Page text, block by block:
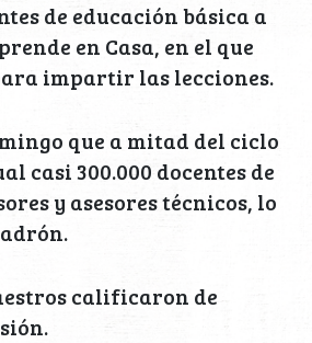
de educación básica a
en Casa, en el que
impartir las lecciones.
que a mitad del ciclo
casi 300.000 docentes de
y asesores técnicos, lo
calificaron de